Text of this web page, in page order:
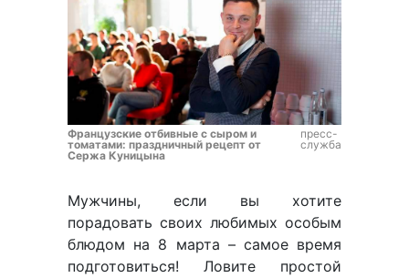
Французские отбивные с сыром и
томатами: праздничный рецепт от
Сержа Куницына
пресс-
служба
Мужчины, если вы хотите
порадовать своих любимых особым
блюдом на 8 марта – самое время
подготовиться! Ловите простой